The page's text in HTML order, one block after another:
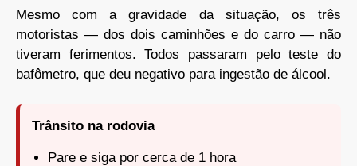
Mesmo com a gravidade da situação, os três
motoristas — dos dois caminhões e do carro — não
tiveram ferimentos. Todos passaram pelo teste do
bafômetro, que deu negativo para ingestão de álcool.
Trânsito na rodovia
Pare e siga por cerca de 1 hora